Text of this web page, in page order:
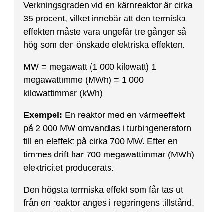
Verkningsgraden vid en kärnreaktor är cirka
35 procent, vilket innebär att den termiska
effekten måste vara ungefär tre gånger så
hög som den önskade elektriska effekten.
MW = megawatt (1 000 kilowatt) 1
megawattimme (MWh) = 1 000
kilowattimmar (kWh)
Exempel: En reaktor med en värmeeffekt
på 2 000 MW omvandlas i turbingeneratorn
till en eleffekt på cirka 700 MW. Efter en
timmes drift har 700 megawattimmar (MWh)
elektricitet producerats.
Den högsta termiska effekt som får tas ut
från en reaktor anges i regeringens tillstånd.